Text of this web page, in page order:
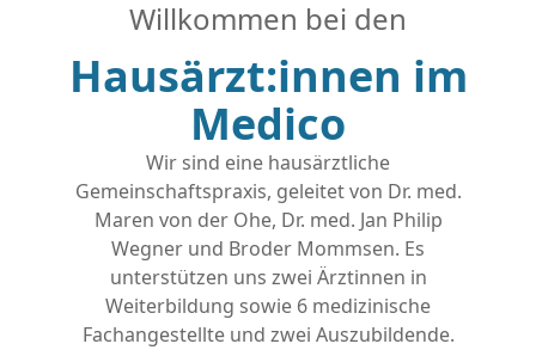
Willkommen bei den
Hausärzt:innen im
Medico
Wir sind eine hausärztliche
Gemeinschaftspraxis, geleitet von Dr. med.
Maren von der Ohe, Dr. med. Jan Philip
Wegner und Broder Mommsen. Es
unterstützen uns zwei Ärztinnen in
Weiterbildung sowie 6 medizinische
Fachangestellte und zwei Auszubildende.